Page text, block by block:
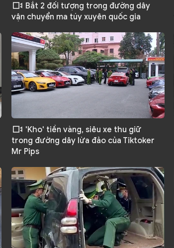
Bắt 2 đối tượng trong đường dây
vận chuyển ma túy xuyên quốc gia
'Kho' tiền vàng, siêu xe thu giữ
trong đường dây lừa đảo của Tiktoker
Mr Pips